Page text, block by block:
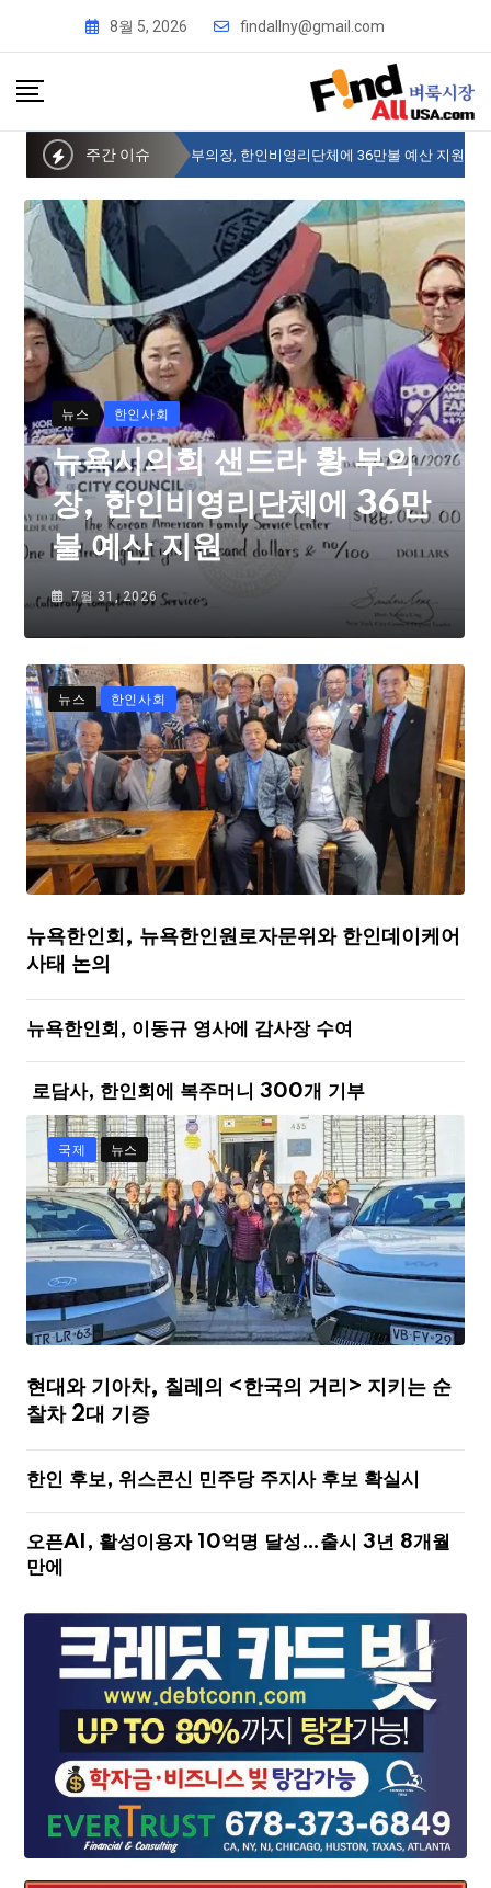
8월 5, 2026 findallny@gmail.com
주간 이슈
뉴욕시의회 샌드라 황 부의장, 한인비영리단체에 36만불 예산 지원
뉴스 한인사회
뉴욕시의회 샌드라 황 부의
장, 한인비영리단체에 36만
불 예산 지원
7월 31, 2026
뉴스 한인사회
뉴욕한인회, 뉴욕한인원로자문위와 한인데이케어
사태 논의
뉴욕한인회, 이동규 영사에 감사장 수여
로담사, 한인회에 복주머니 300개 기부
국제 뉴스
현대와 기아차, 칠레의 <한국의 거리> 지키는 순
찰차 2대 기증
한인 후보, 위스콘신 민주당 주지사 후보 확실시
오픈AI, 활성이용자 10억명 달성…출시 3년 8개월
만에